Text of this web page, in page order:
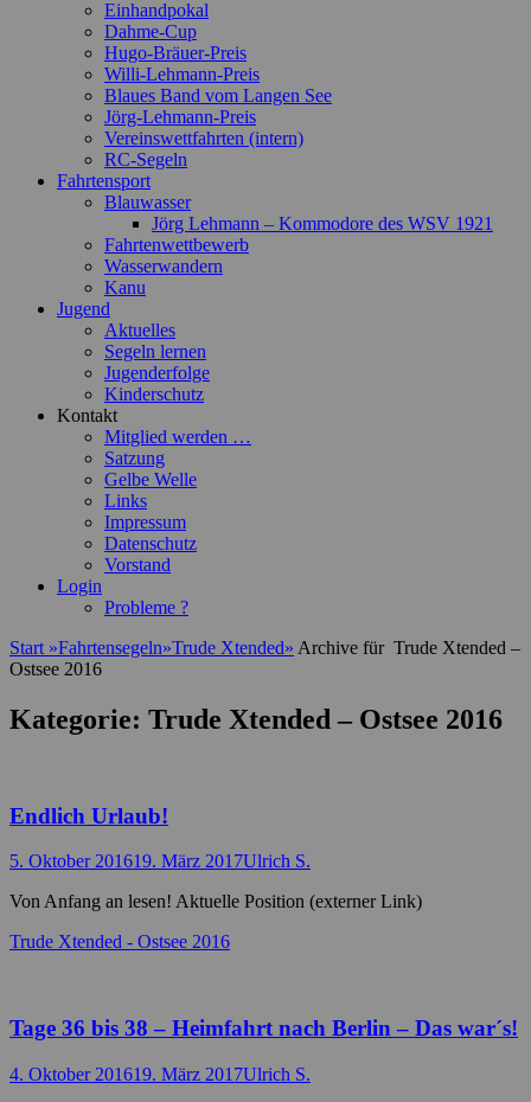
Einhandpokal
Dahme-Cup
Hugo-Bräuer-Preis
Willi-Lehmann-Preis
Blaues Band vom Langen See
Jörg-Lehmann-Preis
Vereinswettfahrten (intern)
RC-Segeln
Fahrtensport
Blauwasser
Jörg Lehmann – Kommodore des WSV 1921
Fahrtenwettbewerb
Wasserwandern
Kanu
Jugend
Aktuelles
Segeln lernen
Jugenderfolge
Kinderschutz
Kontakt
Mitglied werden …
Satzung
Gelbe Welle
Links
Impressum
Datenschutz
Vorstand
Login
Probleme ?
Start »Fahrtensegeln»Trude Xtended» Archive für Trude Xtended –
Ostsee 2016
Kategorie: Trude Xtended – Ostsee 2016
Endlich Urlaub!
Posted
5. Oktober 201619. März 2017Autor
Ulrich S.
Von Anfang an lesen! Aktuelle Position (externer Link)
Kategorien
Trude Xtended - Ostsee 2016
Tage 36 bis 38 – Heimfahrt nach Berlin – Das war´s!
Posted
4. Oktober 201619. März 2017Autor
Ulrich S.